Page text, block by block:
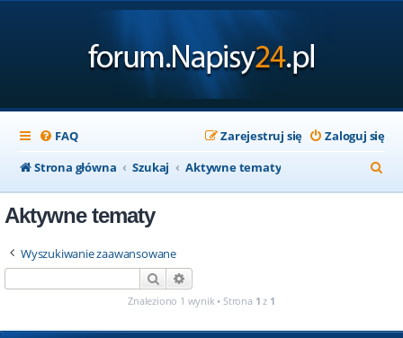
FAQ Zaloguj się
Zarejestruj się
Strona główna
Szukaj Aktywne tematy
z
Aktywne tematy
Wyszukiwanie zaawansowane
Szukaj
Znaleziono 1 wynik • Strona 1 z 1